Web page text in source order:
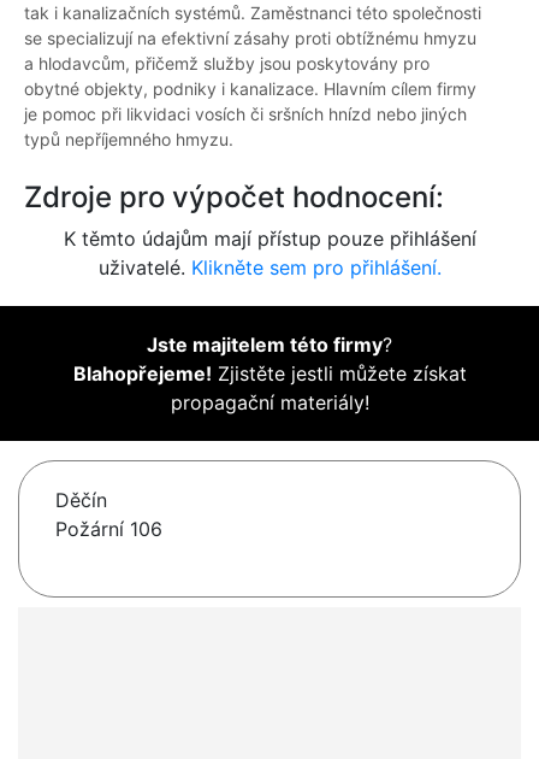
tak i kanalizačních systémů. Zaměstnanci této společnosti
se specializují na efektivní zásahy proti obtížnému hmyzu
a hlodavcům, přičemž služby jsou poskytovány pro
obytné objekty, podniky i kanalizace. Hlavním cílem firmy
je pomoc při likvidaci vosích či sršních hnízd nebo jiných
typů nepříjemného hmyzu.
Zdroje pro výpočet hodnocení:
K těmto údajům mají přístup pouze přihlášení
uživatelé. Klikněte sem pro přihlášení.
Jste majitelem této firmy?
Blahopřejeme! Zjistěte jestli můžete získat
propagační materiály!
Děčín
Požární 106